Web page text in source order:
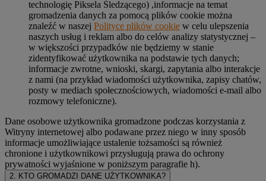
technologię Piksela Śledzącego) ,informacje na temat
gromadzenia danych za pomocą plików cookie można
znaleźć w naszej Polityce plików cookie w celu ulepszenia
naszych usług i reklam albo do celów analizy statystycznej –
w większości przypadków nie będziemy w stanie
zidentyfikować użytkownika na podstawie tych danych;
informacje zwrotne, wnioski, skargi, zapytania albo interakcje
z nami (na przykład wiadomości użytkownika, zapisy chatów,
posty w mediach społecznościowych, wiadomości e-mail albo
rozmowy telefoniczne).
Dane osobowe użytkownika gromadzone podczas korzystania z
Witryny internetowej albo podawane przez niego w inny sposób
informacje umożliwiające ustalenie tożsamości są również
chronione i użytkownikowi przysługują prawa do ochrony
prywatności wyjaśnione w poniższym paragrafie h).
2. KTO GROMADZI DANE UŻYTKOWNIKA?